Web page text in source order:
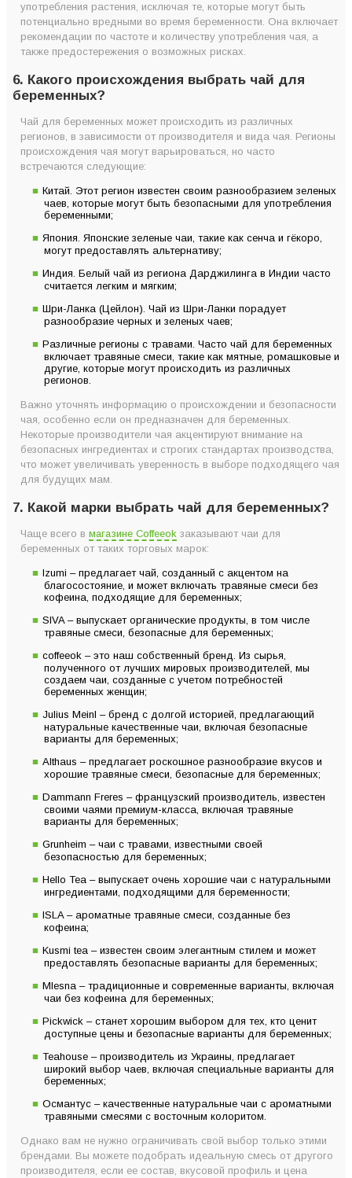
употребления растения, исключая те, которые могут быть
потенциально вредными во время беременности. Она включает
рекомендации по частоте и количеству употребления чая, а
также предостережения о возможных рисках.
6. Какого происхождения выбрать чай для
беременных?
Чай для беременных может происходить из различных
регионов, в зависимости от производителя и вида чая. Регионы
происхождения чая могут варьироваться, но часто
встречаются следующие:
Китай. Этот регион известен своим разнообразием зеленых
чаев, которые могут быть безопасными для употребления
беременными;
Япония. Японские зеленые чаи, такие как сенча и гёкоро,
могут предоставлять альтернативу;
Индия. Белый чай из региона Дарджилинга в Индии часто
считается легким и мягким;
Шри-Ланка (Цейлон). Чай из Шри-Ланки порадует
разнообразие черных и зеленых чаев;
Различные регионы с травами. Часто чай для беременных
включает травяные смеси, такие как мятные, ромашковые и
другие, которые могут происходить из различных
регионов.
Важно уточнять информацию о происхождении и безопасности
чая, особенно если он предназначен для беременных.
Некоторые производители чая акцентируют внимание на
безопасных ингредиентах и строгих стандартах производства,
что может увеличивать уверенность в выборе подходящего чая
для будущих мам.
7. Какой марки выбрать чай для беременных?
Чаще всего в магазине Coffeeok заказывают чаи для
беременных от таких торговых марок:
Izumi – предлагает чай, созданный с акцентом на
благосостояние, и может включать травяные смеси без
кофеина, подходящие для беременных;
SIVA – выпускает органические продукты, в том числе
травяные смеси, безопасные для беременных;
coffeeok – это наш собственный бренд. Из сырья,
полученного от лучших мировых производителей, мы
создаем чаи, созданные с учетом потребностей
беременных женщин;
Julius Meinl – бренд с долгой историей, предлагающий
натуральные качественные чаи, включая безопасные
варианты для беременных;
Althaus – предлагает роскошное разнообразие вкусов и
хорошие травяные смеси, безопасные для беременных;
Dammann Freres – французский производитель, известен
своими чаями премиум-класса, включая травяные
варианты для беременных;
Grunheim – чаи с травами, известными своей
безопасностью для беременных;
Hello Tea – выпускает очень хорошие чаи с натуральными
ингредиентами, подходящими для беременности;
ISLA – ароматные травяные смеси, созданные без
кофеина;
Kusmi tea – известен своим элегантным стилем и может
предоставлять безопасные варианты для беременных;
Mlesna – традиционные и современные варианты, включая
чаи без кофеина для беременных;
Pickwick – станет хорошим выбором для тех, кто ценит
доступные цены и безопасные варианты для беременных;
Teahouse – производитель из Украины, предлагает
широкий выбор чаев, включая специальные варианты для
беременных;
Османтус – качественные натуральные чаи с ароматными
травяными смесями с восточным колоритом.
Однако вам не нужно ограничивать свой выбор только этими
брендами. Вы можете подобрать идеальную смесь от другого
производителя, если ее состав, вкусовой профиль и цена